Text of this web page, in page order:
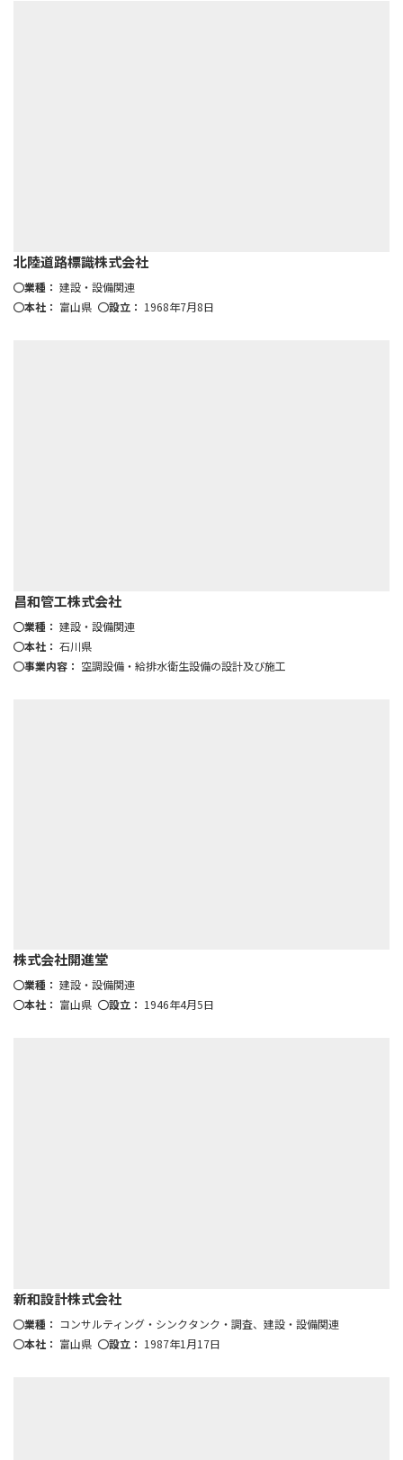
北陸道路標識株式会社
業種： 建設・設備関連
本社： 富山県 設立： 1968年7月8日
昌和管工株式会社
業種： 建設・設備関連
本社： 石川県
事業内容： 空調設備・給排水衛生設備の設計及び施工
株式会社開進堂
業種： 建設・設備関連
本社： 富山県 設立： 1946年4月5日
新和設計株式会社
業種： コンサルティング・シンクタンク・調査、建設・設備関連
本社： 富山県 設立： 1987年1月17日